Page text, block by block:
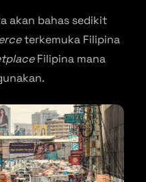
akan bahas sedikit
terkemuka Filipina
Filipina mana